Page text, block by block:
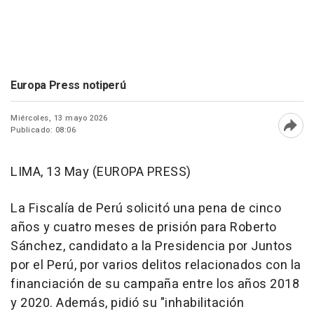
Europa Press notiperú
Miércoles, 13 mayo 2026
Publicado: 08:06
LIMA, 13 May (EUROPA PRESS)
La Fiscalía de Perú solicitó una pena de cinco
años y cuatro meses de prisión para Roberto
Sánchez, candidato a la Presidencia por Juntos
por el Perú, por varios delitos relacionados con la
financiación de su campaña entre los años 2018
y 2020. Además, pidió su "inhabilitación